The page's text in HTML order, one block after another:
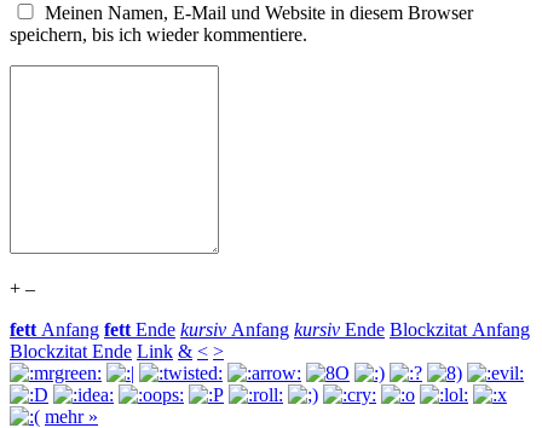
Meinen Namen, E-Mail und Website in diesem Browser
speichern, bis ich wieder kommentiere.
+ –
fett Anfang fett Ende kursiv Anfang kursiv Ende Blockzitat Anfang
Blockzitat Ende Link & < >
mehr »